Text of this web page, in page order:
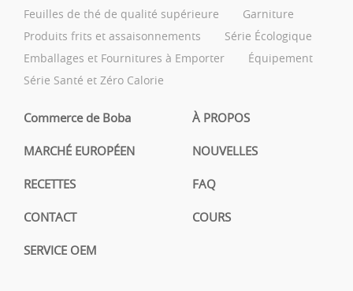
Feuilles de thé de qualité supérieure
Garniture
Produits frits et assaisonnements
Série Écologique
Emballages et Fournitures à Emporter
Équipement
Série Santé et Zéro Calorie
Commerce de Boba À PROPOS
MARCHÉ EUROPÉEN NOUVELLES
RECETTES FAQ
CONTACT COURS
SERVICE OEM